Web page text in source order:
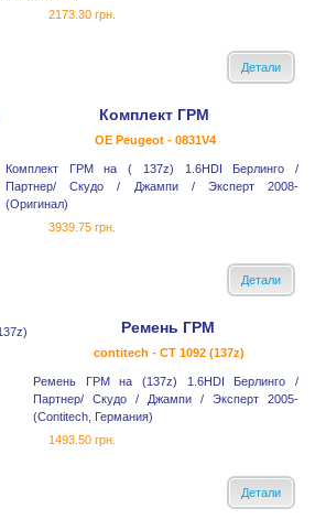
2173.30 грн.
Детали
Комплект ГРМ
OE Peugeot - 0831V4
Комплект ГРМ на ( 137z) 1.6HDI Берлинго /
Партнер/ Скудо / Джампи / Эксперт 2008-
(Оригинал)
3939.75 грн.
Детали
Ремень ГРМ
contitech - CT 1092 (137z)
Ремень ГРМ на (137z) 1.6HDI Берлинго /
Партнер/ Скудо / Джампи / Эксперт 2005-
(Contitech, Германия)
1493.50 грн.
Детали